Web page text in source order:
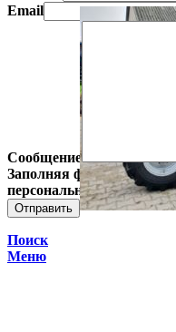
Email
Сообщение
Заполняя форму, Вы
персональных данных.
Поиск
Меню